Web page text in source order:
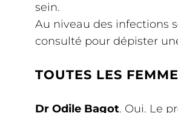
sein.
Au niveau des infections
consulté pour dépister
TOUTES LES
Dr Odile Bagot. Oui. Le